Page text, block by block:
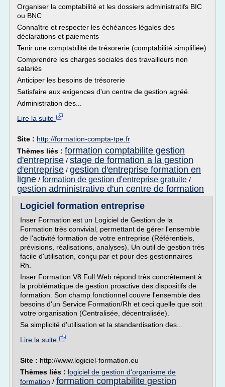
Organiser la comptabilité et les dossiers administratifs BIC
ou BNC
Connaître et respecter les échéances légales des
déclarations et paiements
Tenir une comptabilité de trésorerie (comptabilité simplifiée)
Comprendre les charges sociales des travailleurs non
salariés
Anticiper les besoins de trésorerie
Satisfaire aux exigences d'un centre de gestion agréé.
Administration des...
Lire la suite
Site : http://formation-compta-tpe.fr
Thèmes liés : formation comptabilite gestion
d'entreprise / stage de formation a la gestion
d'entreprise / gestion d'entreprise formation en
ligne / formation de gestion d'entreprise gratuite /
gestion administrative d'un centre de formation
Logiciel formation entreprise
Inser Formation est un Logiciel de Gestion de la
Formation très convivial, permettant de gérer l'ensemble
de l'activité formation de votre entreprise (Référentiels,
prévisions, réalisations, analyses). Un outil de gestion très
facile d'utilisation, conçu par et pour des gestionnaires
Rh.
Inser Formation V8 Full Web répond très concrètement à
la problématique de gestion proactive des dispositifs de
formation. Son champ fonctionnel couvre l'ensemble des
besoins d'un Service Formation/Rh et ceci quelle que soit
votre organisation (Centralisée, décentralisée).
Sa simplicité d'utilisation et la standardisation des...
Lire la suite
Site : http://www.logiciel-formation.eu
Thèmes liés : logiciel de gestion d'organisme de
formation / formation comptabilite gestion